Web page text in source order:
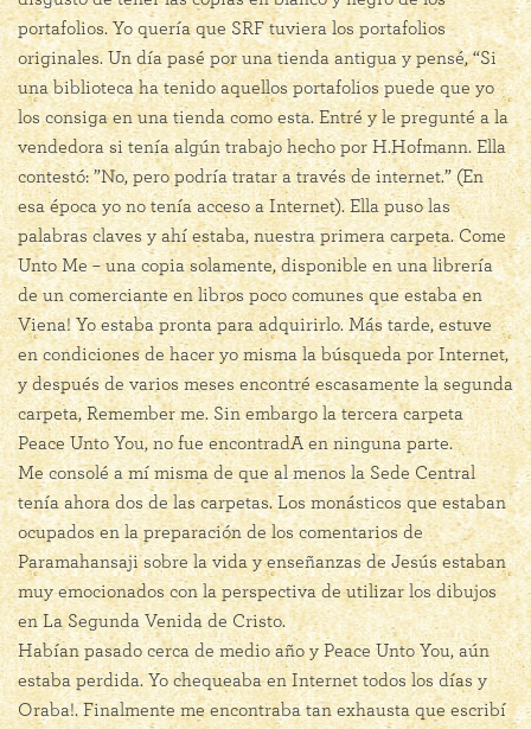
portafolios. Yo quería que SRF tuviera los portafolios
originales. Un día pasé por una tienda antigua y pensé, “Si
una biblioteca ha tenido aquellos portafolios puede que yo
los consiga en una tienda como esta. Entré y le pregunté a la
vendedora si tenía algún trabajo hecho por H.Hofmann. Ella
contestó: ”No, pero podría tratar a través de internet.” (En
esa época yo no tenía acceso a Internet). Ella puso las
palabras claves y ahí estaba, nuestra primera carpeta. Come
Unto Me – una copia solamente, disponible en una librería
de un comerciante en libros poco comunes que estaba en
Viena! Yo estaba pronta para adquirirlo. Más tarde, estuve
en condiciones de hacer yo misma la búsqueda por Internet,
y después de varios meses encontré escasamente la segunda
carpeta, Remember me. Sin embargo la tercera carpeta
Peace Unto You, no fue encontradA en ninguna parte.
Me consolé a mí misma de que al menos la Sede Central
tenía ahora dos de las carpetas. Los monásticos que estaban
ocupados en la preparación de los comentarios de
Paramahansaji sobre la vida y enseñanzas de Jesús estaban
muy emocionados con la perspectiva de utilizar los dibujos
en La Segunda Venida de Cristo.
Habían pasado cerca de medio año y Peace Unto You, aún
estaba perdida. Yo chequeaba en Internet todos los días y
Oraba!. Finalmente me encontraba tan exhausta que escribí